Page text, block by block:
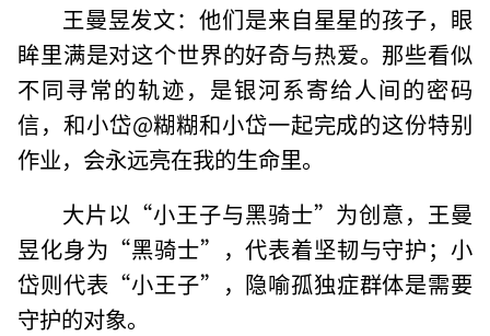
王曼昱发文：他们是来自星星的孩子，眼
眸里满是对这个世界的好奇与热爱。那些看似
不同寻常的轨迹，是银河系寄给人间的密码
信，和小岱@糊糊和小岱一起完成的这份特别
作业，会永远亮在我的生命里。
大片以“小王子与黑骑士”为创意，王曼
昱化身为“黑骑士”，代表着坚韧与守护；小
岱则代表“小王子”，隐喻孤独症群体是需要
守护的对象。